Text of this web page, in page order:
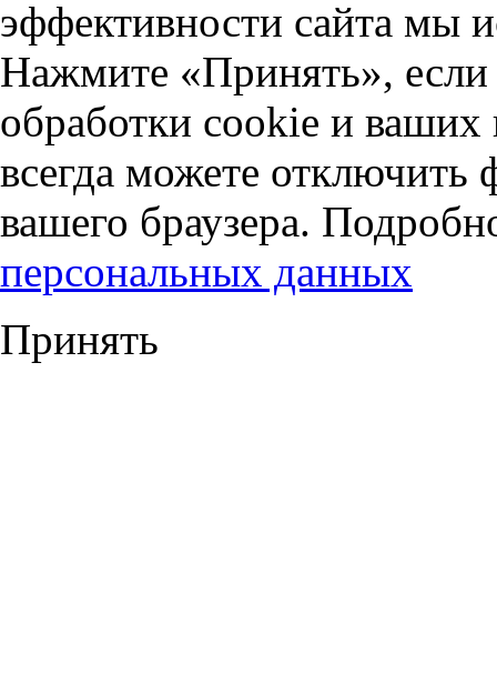
эффективности сайта мы
Нажмите «Принять», если
обработки cookie и
всегда можете отключить
вашего браузера.
персональных данных
Принять